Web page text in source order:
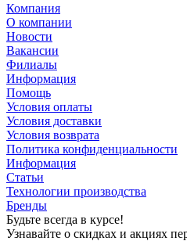
Компания
О компании
Новости
Вакансии
Филиалы
Информация
Помощь
Условия оплаты
Условия доставки
Условия возврата
Политика конфиденциальности
Информация
Статьи
Технологии производства
Бренды
Будьте всегда в курсе!
Узнавайте о скидках и акциях